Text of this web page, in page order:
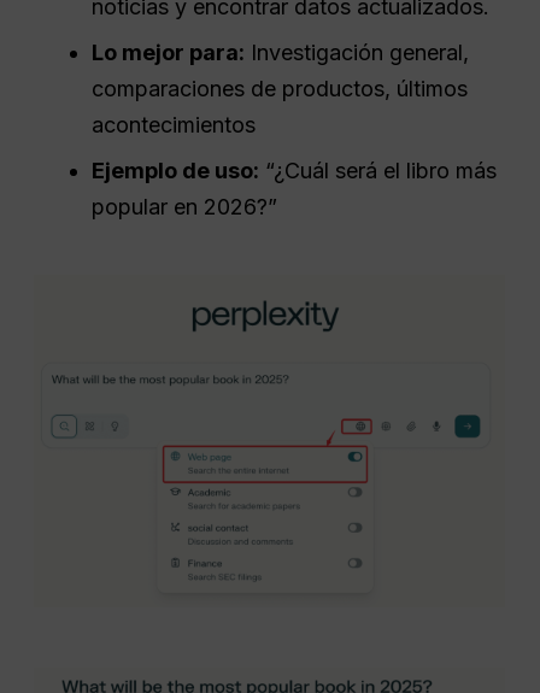
noticias y encontrar datos actualizados.
Lo mejor para: Investigación general,
comparaciones de productos, últimos
acontecimientos
Ejemplo de uso: “¿Cuál será el libro más
popular en 2026?”